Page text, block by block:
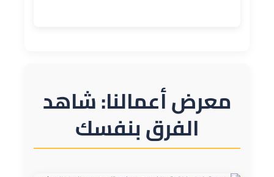
معرض أعمالنا: شاهد
الفرق بنفسك